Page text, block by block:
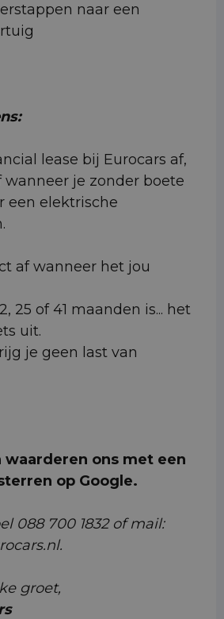
naar een
lease bij Eurocars af,
wanneer je zonder boete
een elektrische
af wanneer het jou
25 of 41 maanden is... het
uit.
je geen last van
waarderen ons met een
op Google.
088 700 1832 of mail:
groet,